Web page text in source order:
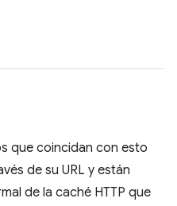
que coincidan con esto
de su URL y están
de la caché HTTP que